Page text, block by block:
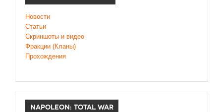
Новости
Статьи
Cкриншоты и видео
Фракции (Кланы)
Прохождения
NAPOLEON: TOTAL WAR